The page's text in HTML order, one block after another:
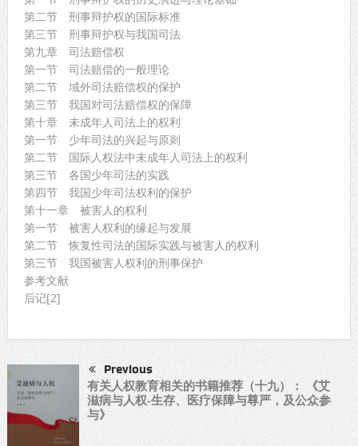
第二节 刑事辩护权的国际标准
第三节 刑事辩护权与我国司法
第九章 司法赔偿权
第一节 司法赔偿的一般理论
第二节 域外司法赔偿权的保护
第三节 我国对司法赔偿权的保障
第十章 未成年人司法上的权利
第一节 少年司法的兴起与原则
第二节 国际人权法中未成年人司法上的权利
第三节 各国少年司法的实践
第四节 我国少年司法权利的保护
第十一章 被害人的权利
第一节 被害人权利的缘起与发展
第二节 恢复性司法的国际实践与被害人的权利
第三节 我国被害人权利的刑事保护
参考文献
后记[2]
Previous
有关人权教育相关的书籍推荐（十九）： 《艾
滋病与人权-生存、医疗保障与尊严，及公众参
与》